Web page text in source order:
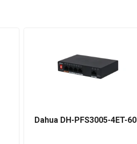
Dahua DH-PFS3005-4ET-60